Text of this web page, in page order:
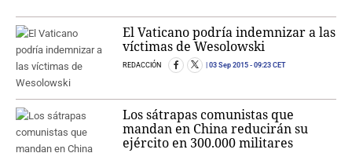
El Vaticano podría indemnizar a las
víctimas de Wesolowski
REDACCIÓN 03 Sep 2015 - 09:23 CET
Los sátrapas comunistas que
mandan en China reducirán su
ejército en 300.000 militares